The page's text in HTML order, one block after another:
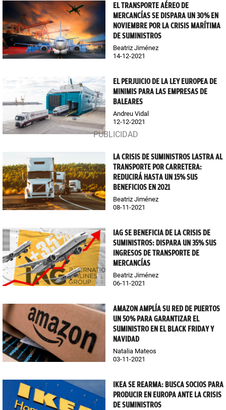
EL TRANSPORTE AÉREO DE
MERCANCÍAS SE DISPARA UN 30% EN
NOVIEMBRE POR LA CRISIS MARÍTIMA
DE SUMINISTROS
Beatriz Jiménez
14-12-2021
EL PERJUICIO DE LA LEY EUROPEA DE
MINIMIS PARA LAS EMPRESAS DE
BALEARES
Andreu Vidal
12-12-2021
LA CRISIS DE SUMINISTROS LASTRA AL
TRANSPORTE POR CARRETERA:
REDUCIRÁ HASTA UN 15% SUS
BENEFICIOS EN 2021
Beatriz Jiménez
08-11-2021
IAG SE BENEFICIA DE LA CRISIS DE
SUMINISTROS: DISPARA UN 35% SUS
INGRESOS DE TRANSPORTE DE
MERCANCÍAS
Beatriz Jiménez
06-11-2021
AMAZON AMPLÍA SU RED DE PUERTOS
UN 50% PARA GARANTIZAR EL
SUMINISTRO EN EL BLACK FRIDAY Y
NAVIDAD
Natalia Mateos
03-11-2021
IKEA SE REARMA: BUSCA SOCIOS PARA
PRODUCIR EN EUROPA ANTE LA CRISIS
DE SUMINISTROS